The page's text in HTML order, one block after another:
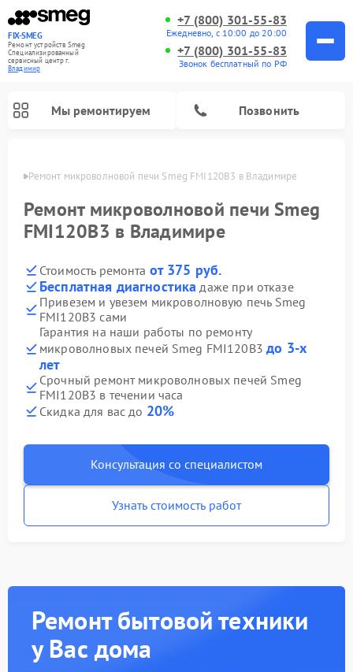
FIX-SMEG
Ремонт устройств Smeg
Специализированный
cервисный центр г.
Владимир
+7 (800) 301-55-83
Ежедневно, с 10:00 до 20:00
+7 (800) 301-55-83
Звонок бесплатный по РФ
Мы ремонтируем Позвонить
Ремонт микроволновой печи Smeg FMI120B3 в Владимире
Ремонт микроволновой печи Smeg
FMI120B3 в Владимире
Стоимость ремонта от 375 руб.
Бесплатная диагностика даже при отказе
Привезем и увезем микроволновую печь Smeg
FMI120B3 сами
Гарантия на наши работы по ремонту
микроволновых печей Smeg FMI120B3до 3-х
лет
Срочный ремонт микроволновых печей Smeg
FMI120B3 в течении часа
Скидка для вас до 20%
Консультация со специалистом
Узнать стоимость работ
Ремонт бытовой техники
у Вас дома